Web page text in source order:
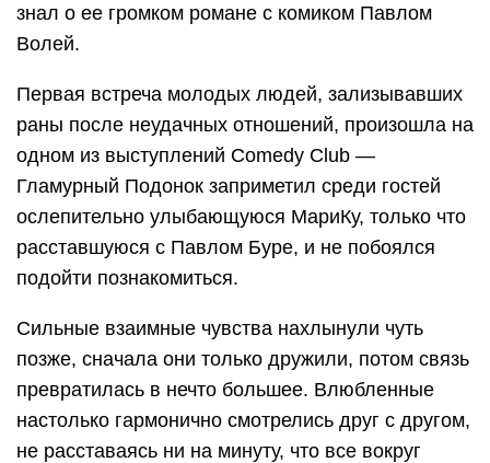
знал о ее громком романе с комиком Павлом
Волей.
Первая встреча молодых людей, зализывавших
раны после неудачных отношений, произошла на
одном из выступлений Comedy Club —
Гламурный Подонок заприметил среди гостей
ослепительно улыбающуюся МариКу, только что
расставшуюся с Павлом Буре, и не побоялся
подойти познакомиться.
Сильные взаимные чувства нахлынули чуть
позже, сначала они только дружили, потом связь
превратилась в нечто большее. Влюбленные
настолько гармонично смотрелись друг с другом,
не расставаясь ни на минуту, что все вокруг